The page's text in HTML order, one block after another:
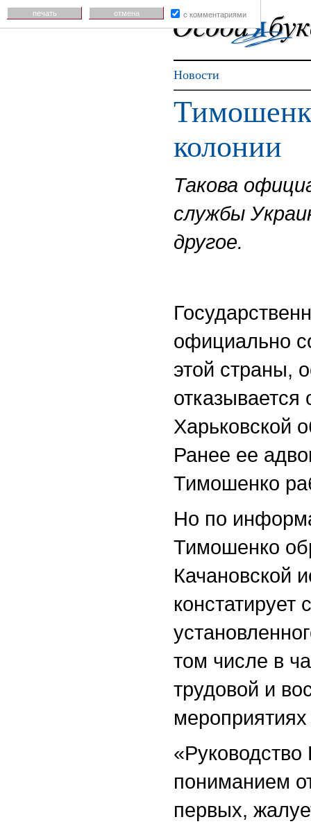
Новости
колонии
Такова
службы
другое.
официально
этой страны,
отказывается
Харьковской
Ранее ее
Тимошенко
Но по
Тимошенко
Качановской
том числе в
трудовой и
пониманием
первых,
печать отмена с комментариями